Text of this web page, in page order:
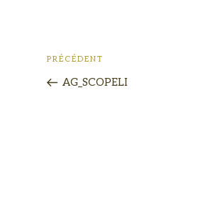
PRÉCÉDENT
AG_SCOPELI